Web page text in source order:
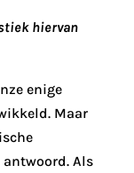
hiervan
enige
Maar
Als